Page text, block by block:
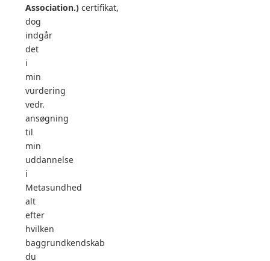
Association.) certifikat,
dog
indgår
det
i
min
vurdering
vedr.
ansøgning
til
min
uddannelse
i
Metasundhed
alt
efter
hvilken
baggrundkendskab
du